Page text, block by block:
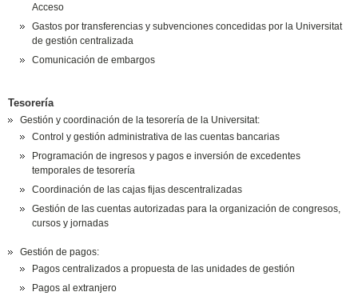
Acceso
Gastos por transferencias y subvenciones concedidas por la Universitat
de gestión centralizada
Comunicación de embargos
Tesorería
Gestión y coordinación de la tesorería de la Universitat:
Control y gestión administrativa de las cuentas bancarias
Programación de ingresos y pagos e inversión de excedentes
temporales de tesorería
Coordinación de las cajas fijas descentralizadas
Gestión de las cuentas autorizadas para la organización de congresos,
cursos y jornadas
Gestión de pagos:
Pagos centralizados a propuesta de las unidades de gestión
Pagos al extranjero